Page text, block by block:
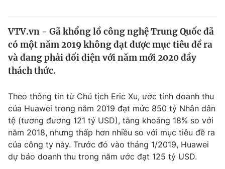
Thế giới
Tin tức
Câu chuyện quốc tế
Kinh tế
Tài chính
Thị trường
Góc doanh nghiệp
Dữ liệu và đời sống
Truyền hình
Phim VTV
Giải trí
VTV.vn - Gã khổng lồ công nghệ Trung Quốc đã
có một năm 2019 không đạt được mục tiêu đề ra
và đang phải đối diện với năm mới 2020 đầy
thách thức.
Theo thông tin từ Chủ tịch Eric Xu, ước tính doanh thu
của Huawei trong năm 2019 đạt mức 850 tỷ Nhân dân
tệ (tương đương 121 tỷ USD), tăng khoảng 18% so với
năm 2018, nhưng thấp hơn nhiều so với mục tiêu đề ra
của công ty này. Trước đó vào tháng 1/2019, Huawei
dự báo doanh thu trong năm ước đạt 125 tỷ USD.